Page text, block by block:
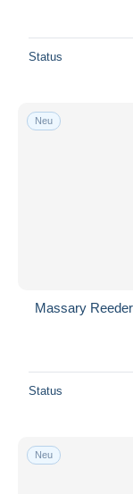
Status
Neu
Massary
Status
Neu